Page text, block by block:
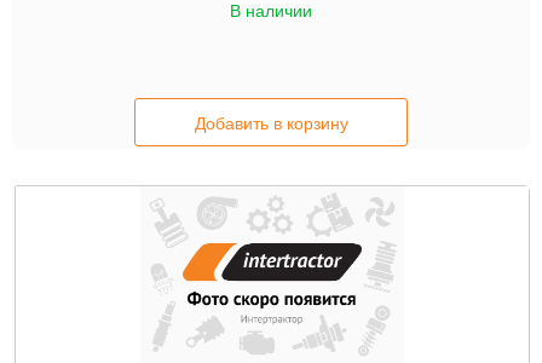
В наличии
Добавить в корзину